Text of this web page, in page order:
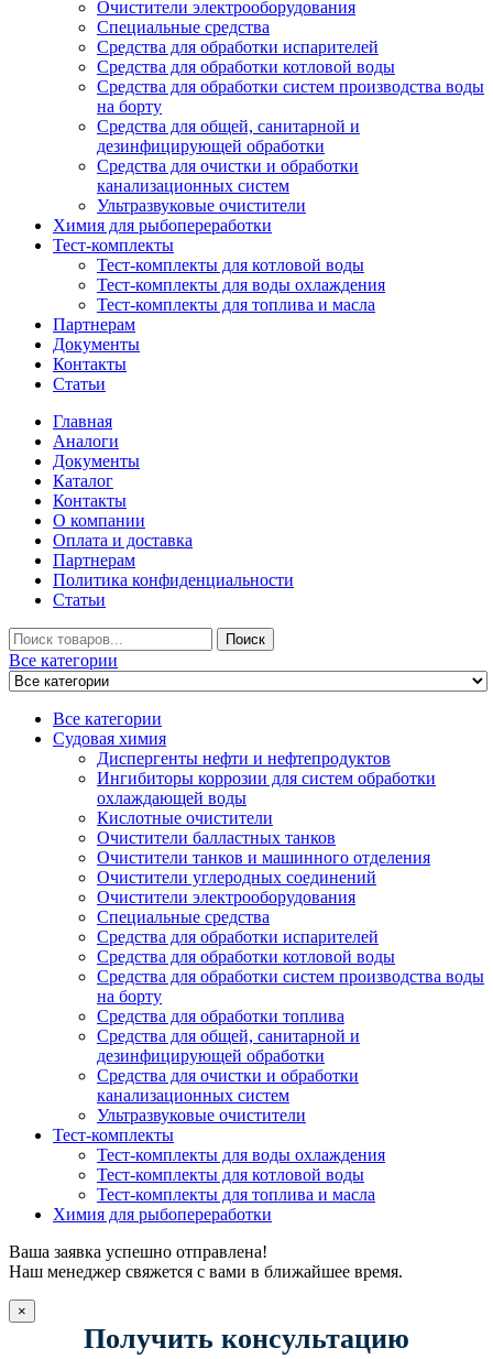
Очистители электрооборудования
Специальные средства
Средства для обработки испарителей
Средства для обработки котловой воды
Средства для обработки систем производства воды
на борту
Средства для общей, санитарной и
дезинфицирующей обработки
Средства для очистки и обработки
канализационных систем
Ультразвуковые очистители
Химия для рыбопереработки
Тест-комплекты
Тест-комплекты для котловой воды
Тест-комплекты для воды охлаждения
Тест-комплекты для топлива и масла
Партнерам
Документы
Контакты
Статьи
Главная
Аналоги
Документы
Каталог
Контакты
О компании
Оплата и доставка
Партнерам
Политика конфиденциальности
Статьи
Искать
Поиск
Все категории
Все категории
Судовая химия
Диспергенты нефти и нефтепродуктов
Ингибиторы коррозии для систем обработки
охлаждающей воды
Кислотные очистители
Очистители балластных танков
Очистители танков и машинного отделения
Очистители углеродных соединений
Очистители электрооборудования
Специальные средства
Средства для обработки испарителей
Средства для обработки котловой воды
Средства для обработки систем производства воды
на борту
Средства для обработки топлива
Средства для общей, санитарной и
дезинфицирующей обработки
Средства для очистки и обработки
канализационных систем
Ультразвуковые очистители
Тест-комплекты
Тест-комплекты для воды охлаждения
Тест-комплекты для котловой воды
Тест-комплекты для топлива и масла
Химия для рыбопереработки
Ваша заявка успешно отправлена!
Наш менеджер свяжется с вами в ближайшее время.
×
Получить консультацию